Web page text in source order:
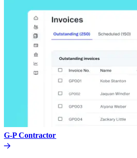
G-P Contractor​​